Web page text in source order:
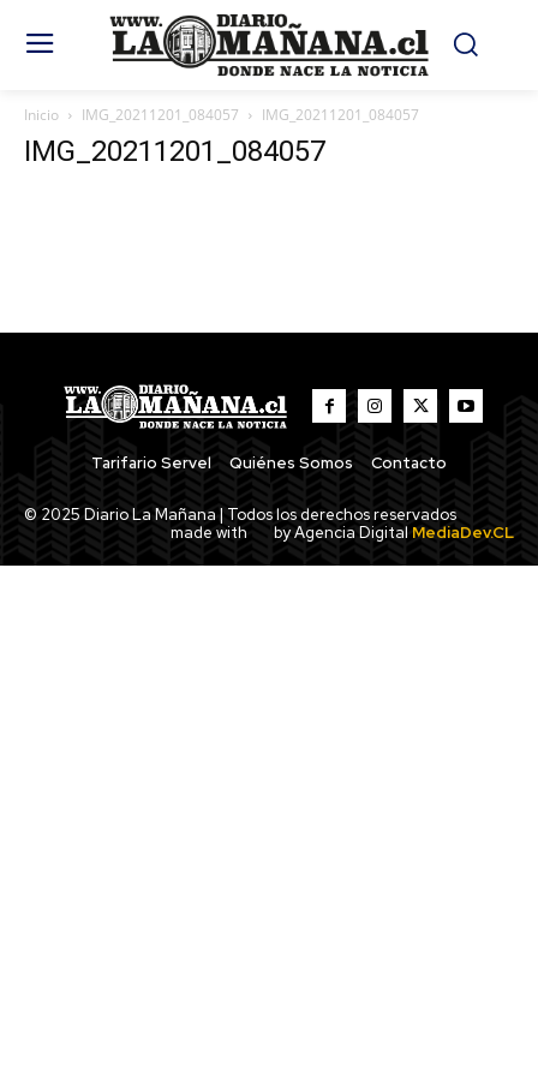
Inicio IMG_20211201_084057 IMG_20211201_084057
IMG_20211201_084057
Tarifario Servel Quiénes Somos Contacto
© 2025 Diario La Mañana | Todos los derechos reservados
made with
by Agencia Digital MediaDev.CL